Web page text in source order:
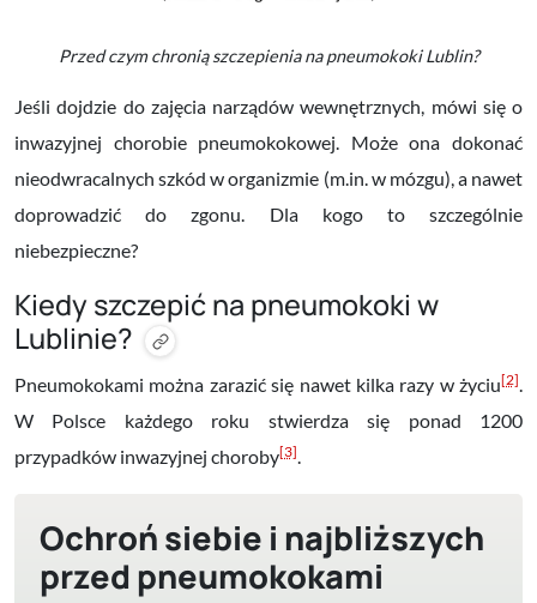
Przed czym chronią szczepienia na pneumokoki Lublin?
Jeśli dojdzie do zajęcia narządów wewnętrznych, mówi się o
inwazyjnej chorobie pneumokokowej. Może ona dokonać
nieodwracalnych szkód w organizmie (m.in. w mózgu), a nawet
doprowadzić do zgonu. Dla kogo to szczególnie
niebezpieczne?
Kiedy szczepić na pneumokoki w
Lublinie?
Pneumokokami można zarazić się nawet kilka razy w życiu[2].
W Polsce każdego roku stwierdza się ponad 1200
przypadków inwazyjnej choroby[3].
Ochroń siebie i najbliższych
przed pneumokokami